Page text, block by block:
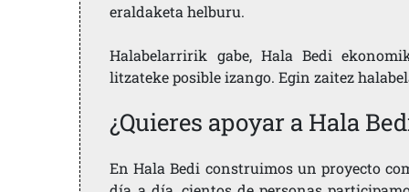
eraldaketa helburu.
Halabelarririk gabe, Hala Bedi
litzateke posible izango. Egin zaitez
¿Quieres apoyar a Hala
En Hala Bedi construimos un proyecto